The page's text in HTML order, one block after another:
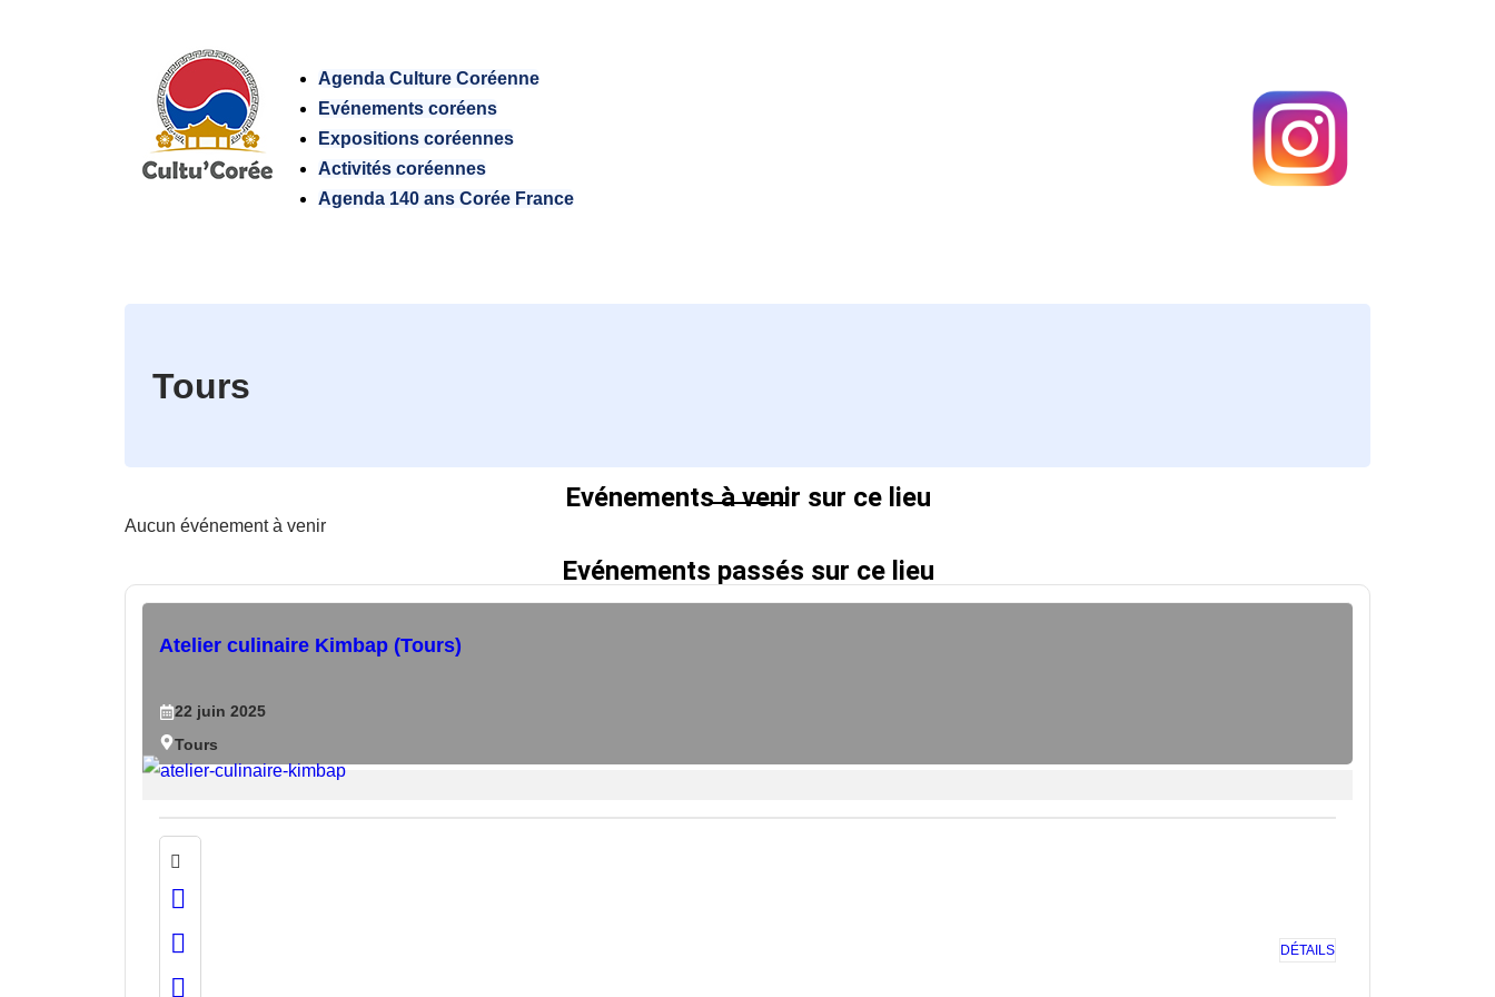
Agenda Culture Coréenne
Evénements coréens
Expositions coréennes
Activités coréennes
Agenda 140 ans Corée France
Tours
Evénements à venir sur ce lieu
Aucun événement à venir
Evénements passés sur ce lieu
Atelier culinaire Kimbap (Tours)
22 juin 2025
Tours
DÉTAILS